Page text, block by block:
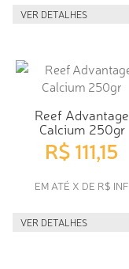
VER DETALHES
Reef Advantage
Calcium 250gr
R$ 111,15
EM ATÉ X DE R$ INF
VER DETALHES